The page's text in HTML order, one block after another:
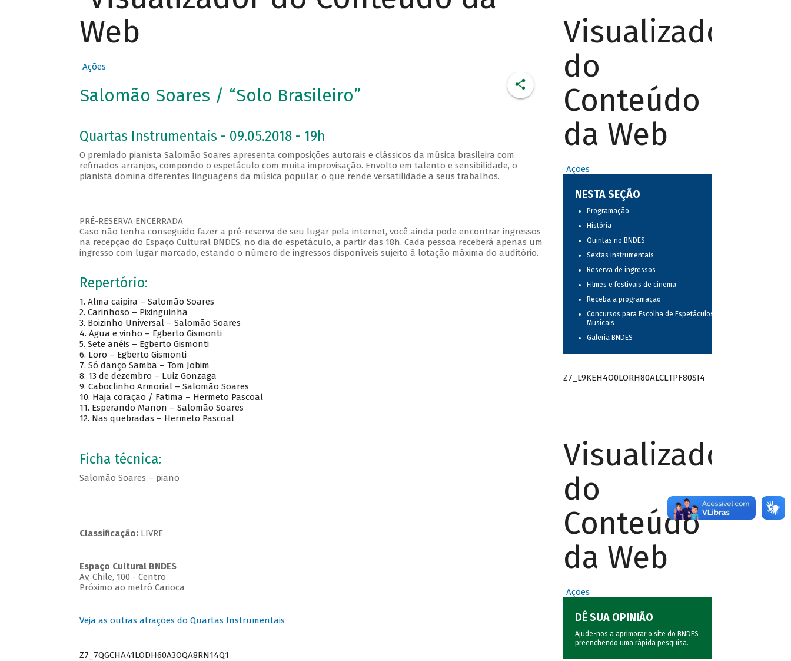
Web
Ações
Salomão Soares / “Solo Brasileiro”
Quartas Instrumentais - 09.05.2018 - 19h
O premiado pianista Salomão Soares apresenta composições autorais e clássicos da música brasileira com
refinados arranjos, compondo o espetáculo com muita improvisação. Envolto em talento e sensibilidade, o
pianista domina diferentes linguagens da música popular, o que rende versatilidade a seus trabalhos.
PRÉ-RESERVA ENCERRADA
Caso não tenha conseguido fazer a pré-reserva de seu lugar pela internet, você ainda pode encontrar ingressos
na recepção do Espaço Cultural BNDES, no dia do espetáculo, a partir das 18h. Cada pessoa receberá apenas um
ingresso com lugar marcado, estando o número de ingressos disponíveis sujeito à lotação máxima do auditório.
Repertório:
1. Alma caipira – Salomão Soares
2. Carinhoso – Pixinguinha
3. Boizinho Universal – Salomão Soares
4. Agua e vinho – Egberto Gismonti
5. Sete anéis – Egberto Gismonti
6. Loro – Egberto Gismonti
7. Só danço Samba – Tom Jobim
8. 13 de dezembro – Luiz Gonzaga
9. Caboclinho Armorial – Salomão Soares
10. Haja coração / Fatima – Hermeto Pascoal
11. Esperando Manon – Salomão Soares
12. Nas quebradas – Hermeto Pascoal
Ficha técnica:
Salomão Soares – piano
Classificação:LIVRE
Espaço Cultural BNDES
Av, Chile, 100 - Centro
Próximo ao metrô Carioca
Veja as outras atrações do Quartas Instrumentais
Z7_7QGCHA41LODH60A3OQA8RN14Q1
Visualizador
do
Conteúdo
da Web
Ações
NESTA SEÇÃO
Programação
História
Quintas no BNDES
Sextas instrumentais
Reserva de ingressos
Filmes e festivais de cinema
Receba a programação
Concursos para Escolha de Espetáculos
Musicais
Galeria BNDES
Z7_L9KEH4O0LORH80ALCLTPF80SI4
Visualizador
do
Conteúdo
da Web
Ações
DÊ SUA OPINIÃO
Ajude-nos a aprimorar o site do BNDES
preenchendo uma rápida pesquisa.